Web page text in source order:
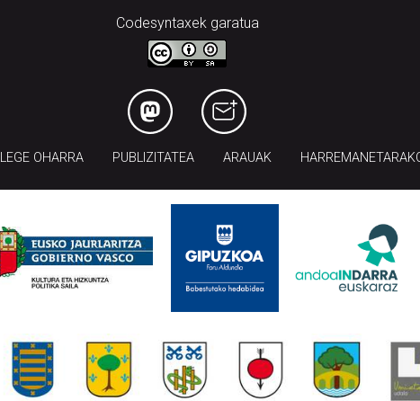
Codesyntaxek garatua
LEGE OHARRA PUBLIZITATEA ARAUAK